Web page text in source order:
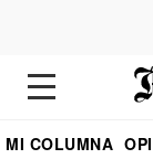
MI COLUMNA